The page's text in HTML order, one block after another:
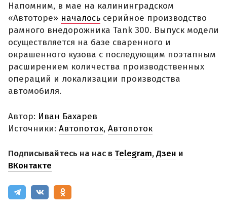
Напомним, в мае на калининградском
«Автоторе» началось серийное производство
рамного внедорожника Tank 300. Выпуск модели
осуществляется на базе сваренного и
окрашенного кузова с последующим поэтапным
расширением количества производственных
операций и локализации производства
автомобиля.
Автор: Иван Бахарев
Источники: Автопоток, Автопоток
Подписывайтесь на нас в Telegram,Дзен и
ВКонтакте